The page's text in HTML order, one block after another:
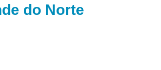
do Norte